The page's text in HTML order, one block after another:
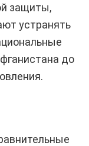
защиты,
устранять
до